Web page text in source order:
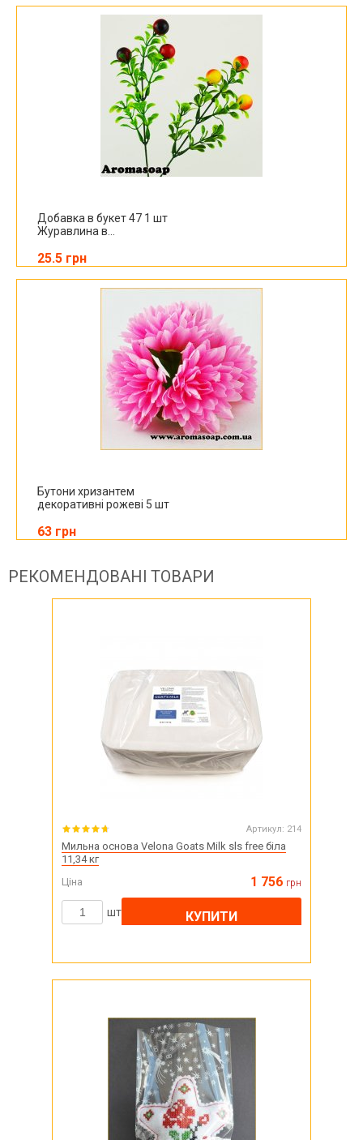
Добавка в букет 47 1 шт
Журавлина в...
25.5 грн
Бутони хризантем
декоративні рожеві 5 шт
63 грн
РЕКОМЕНДОВАНІ ТОВАРИ
Артикул: 214
Мильна основа Velona Goats Milk sls free біла
11,34 кг
Ціна
1 756 грн
шт КУПИТИ